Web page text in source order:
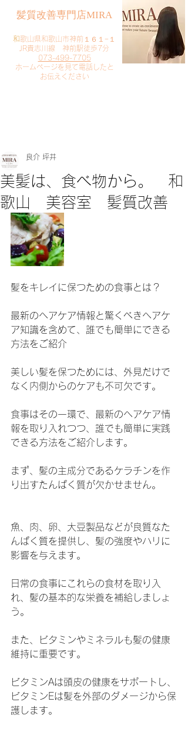
​髪質改善専門店MIRA
​和歌山県和歌山市神前１６１−１
JR貴志川線 神前駅徒歩7分
073-499-7705
​ホームページを見て電話したと
お伝えください
美髪は、食べ物から。 和
歌山 美容室 髪質改善
良介 坪井
髪をキレイに保つための食事とは？
最新のヘアケア情報と驚くべきヘアケ
ア知識を含めて、誰でも簡単にできる
方法をご紹介
美しい髪を保つためには、外見だけで
なく内側からのケアも不可欠です。
食事はその一環で、最新のヘアケア情
報を取り入れつつ、誰でも簡単に実践
できる方法をご紹介します。
まず、髪の主成分であるケラチンを作
り出すたんぱく質が欠かせません。
魚、肉、卵、大豆製品などが良質なた
んぱく質を提供し、髪の強度やハリに
影響を与えます。
日常の食事にこれらの食材を取り入
れ、髪の基本的な栄養を補給しましょ
う。
また、ビタミンやミネラルも髪の健康
維持に重要です。
ビタミンAは頭皮の健康をサポートし、
ビタミンEは髪を外部のダメージから保
護します。